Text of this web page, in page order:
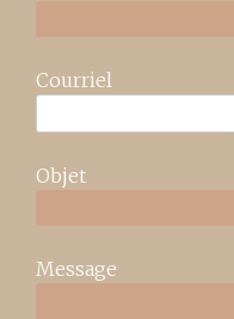
Courriel
Objet
Message